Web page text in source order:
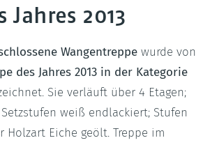
Jahres 2013
Wangentreppewurde von
des Jahres 2013 in der Kategorie
Sie verläuft über 4 Etagen;
weiß endlackiert; Stufen
Eiche geölt. Treppe im